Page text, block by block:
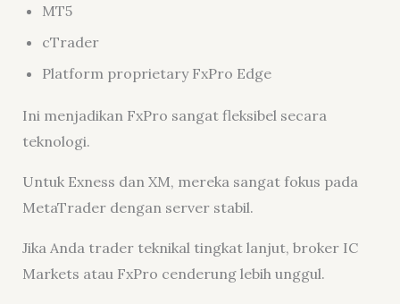
MT5
cTrader
Platform proprietary FxPro Edge
Ini menjadikan FxPro sangat fleksibel secara
teknologi.
Untuk Exness dan XM, mereka sangat fokus pada
MetaTrader dengan server stabil.
Jika Anda trader teknikal tingkat lanjut, broker IC
Markets atau FxPro cenderung lebih unggul.